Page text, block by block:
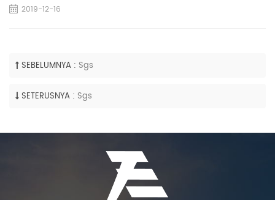
2019-12-16
SEBELUMNYA : Sgs
SETERUSNYA : Sgs